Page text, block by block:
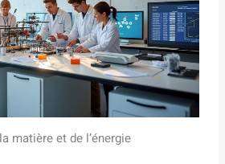
matière et de l’énergie